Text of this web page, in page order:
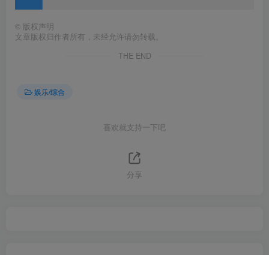
© 版权声明
文章版权归作者所有，未经允许请勿转载。
THE END
娱乐/综合
喜欢就支持一下吧
分享